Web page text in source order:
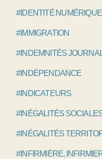
#IDENTITÉ
#IMMIGRATION
#INDEMNITÉS
#INDÉPENDANCE
#INDICATEURS
#INÉGALITÉS
#INÉGALITÉS
#INFIRMIÈRE,